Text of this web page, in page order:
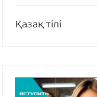
Қазақ тілі